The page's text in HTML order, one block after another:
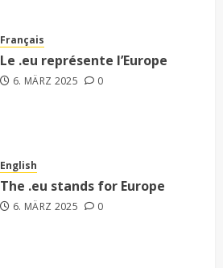
Français
Le .eu représente l’Europe
6. MÄRZ 2025 0
English
The .eu stands for Europe
6. MÄRZ 2025 0